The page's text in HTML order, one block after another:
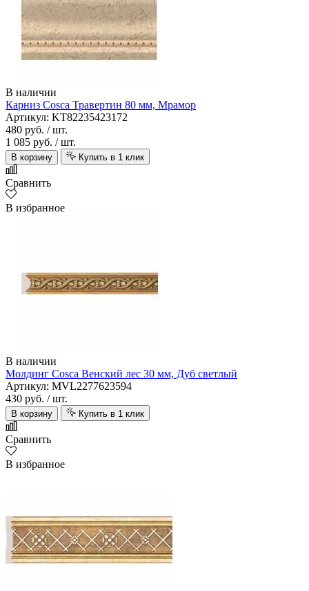
В наличии
Карниз Cosca Травертин 80 мм, Мрамор
Артикул: KT82235423172
480 руб. / шт.
1 085 руб. / шт.
В корзину Купить в 1 клик
Сравнить
В избранное
В наличии
Молдинг Cosca Венский лес 30 мм, Дуб светлый
Артикул: MVL2277623594
430 руб. / шт.
В корзину Купить в 1 клик
Сравнить
В избранное